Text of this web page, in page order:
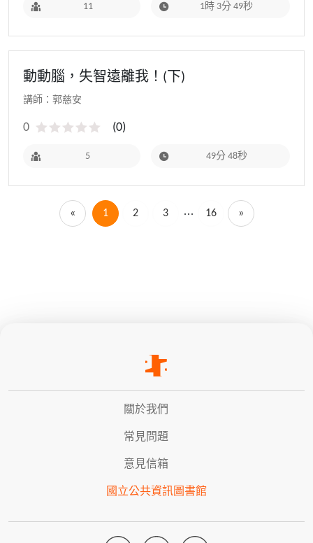
11 1時 3分 49秒
動動腦，失智遠離我！(下)
講師：郭慈安
0 (0)
5 49分 48秒
« 1 2 3 16 »
關於我們
常見問題
意見信箱
國立公共資訊圖書館